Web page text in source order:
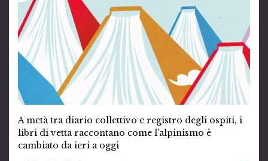
A metà tra diario collettivo e registro degli ospiti, i
libri di vetta raccontano come l’alpinismo è
cambiato da ieri a oggi